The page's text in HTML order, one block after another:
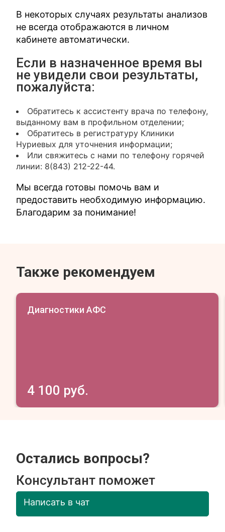
В некоторых случаях результаты анализов
не всегда отображаются в личном
кабинете автоматически.
Если в назначенное время вы
не увидели свои результаты,
пожалуйста:
Обратитесь к ассистенту врача по телефону,
выданному вам в профильном отделении;
Обратитесь в регистратуру Клиники
Нуриевых для уточнения информации;
Или свяжитесь с нами по телефону горячей
линии: 8(843) 212-22-44.
Мы всегда готовы помочь вам и
предоставить необходимую информацию.
Благодарим за понимание!
Также рекомендуем
Диагностики АФС
4 100 руб.
Остались вопросы?
Консультант поможет
Написать в чат